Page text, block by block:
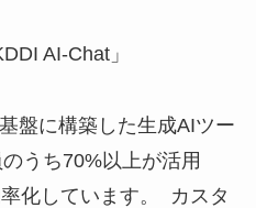
AI-Chat」
盤に構築した生成AIツー
うち70%以上が活用
化しています。 カスタ